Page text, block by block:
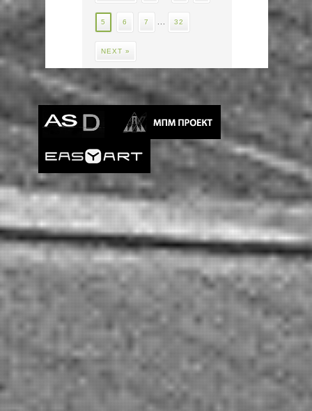
5 6 7 ... 32
NEXT »